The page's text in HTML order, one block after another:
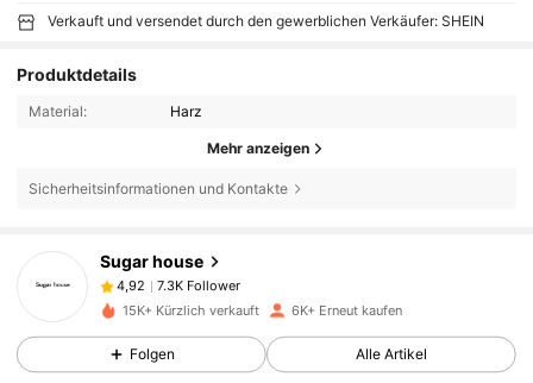
Verkauft und versendet durch den gewerblichen Verkäufer: SHEIN
Produktdetails
Material: Harz
Mehr anzeigen
Sicherheitsinformationen und Kontakte
Sugar house
4,92 7.3K Follower
4,92
15K+ Kürzlich verkauft 6K+ Erneut kaufen
Folgen Alle Artikel